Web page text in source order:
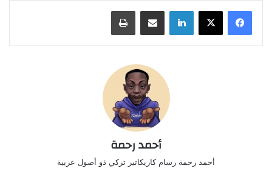
لينكدإن مشاركة عبر البريد طباعة
أحمد رحمة
أحمد رحمة رسام كاريكاتير تركي ذو أصول عربية